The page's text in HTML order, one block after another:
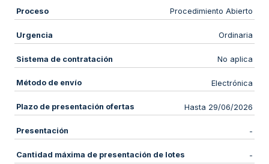
Proceso Procedimiento Abierto
Urgencia Ordinaria
Sistema de contratación No aplica
Método de envío Electrónica
Plazo de presentación ofertas Hasta 29/06/2026
Presentación -
Cantidad máxima de presentación de lotes -